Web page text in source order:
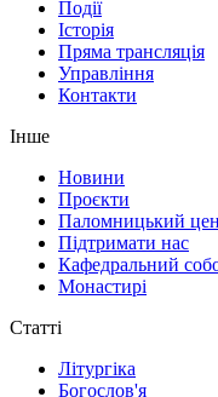
Події
Історія
Пряма трансляція
Управління
Контакти
Інше
Новини
Проєкти
Паломницький
Підтримати нас
Кафедральний
Монастирі
Статті
Літургіка
Богослов'я